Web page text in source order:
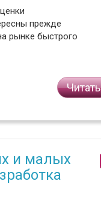
прежде
рынке быстрого
Читать
и малых